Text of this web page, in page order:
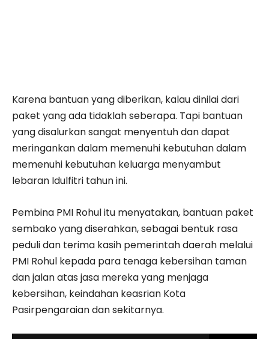
Karena bantuan yang diberikan, kalau dinilai dari
paket yang ada tidaklah seberapa. Tapi bantuan
yang disalurkan sangat menyentuh dan dapat
meringankan dalam memenuhi kebutuhan dalam
memenuhi kebutuhan keluarga menyambut
lebaran Idulfitri tahun ini.
Pembina PMI Rohul itu menyatakan, bantuan paket
sembako yang diserahkan, sebagai bentuk rasa
peduli dan terima kasih pemerintah daerah melalui
PMI Rohul kepada para tenaga kebersihan taman
dan jalan atas jasa mereka yang menjaga
kebersihan, keindahan keasrian Kota
Pasirpengaraian dan sekitarnya.